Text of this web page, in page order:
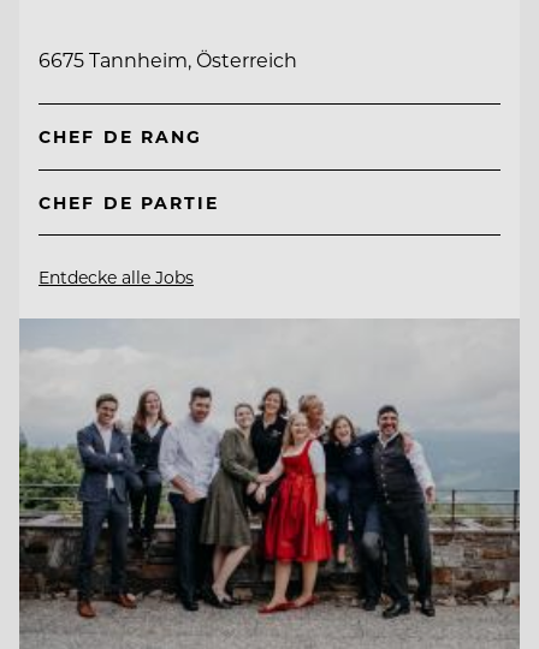
6675 Tannheim, Österreich
CHEF DE RANG
CHEF DE PARTIE
Entdecke alle Jobs